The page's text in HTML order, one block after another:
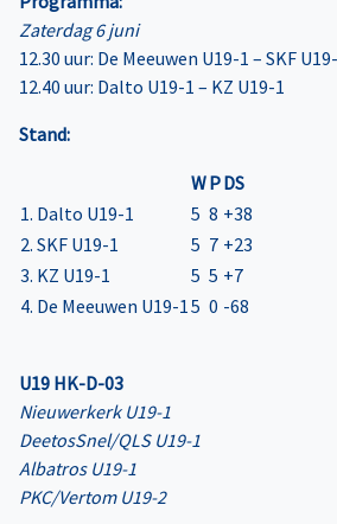
Zaterdag 6 juni
12.30 uur: De Meeuwen U19-1 – SKF
12.40 uur: Dalto U19-1 – KZ U19-1
Stand:
WPDS
1. Dalto U19-1
5 8 +38
2. SKF U19-1
5 7 +23
3. KZ U19-1
5 5 +7
4. De Meeuwen U19-15 0 -68
U19 HK-D-03
Nieuwerkerk U19-1
DeetosSnel/QLS U19-1
Albatros U19-1
PKC/Vertom U19-2